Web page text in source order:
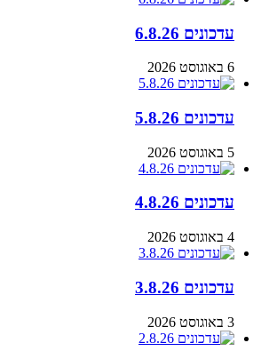
עדכונים 6.8.26
6 באוגוסט 2026
עדכונים 5.8.26
5 באוגוסט 2026
עדכונים 4.8.26
4 באוגוסט 2026
עדכונים 3.8.26
3 באוגוסט 2026